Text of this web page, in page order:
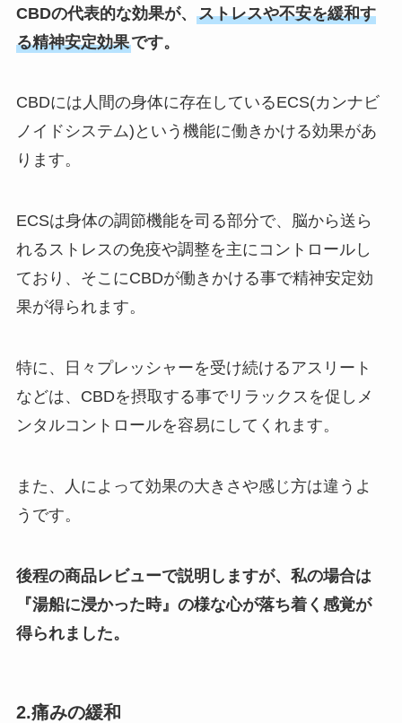
CBDの代表的な効果が、 ストレスや不安を緩和す
る精神安定効果です。
CBDには人間の身体に存在しているECS(カンナビ
ノイドシステム)という機能に働きかける効果があ
ります。
ECSは身体の調節機能を司る部分で、脳から送ら
れるストレスの免疫や調整を主にコントロールし
ており、そこにCBDが働きかける事で精神安定効
果が得られます。
特に、日々プレッシャーを受け続けるアスリート
などは、CBDを摂取する事でリラックスを促しメ
ンタルコントロールを容易にしてくれます。
また、人によって効果の大きさや感じ方は違うよ
うです。
後程の商品レビューで説明しますが、私の場合は
『湯船に浸かった時』の様な心が落ち着く感覚が
得られました。
2.痛みの緩和